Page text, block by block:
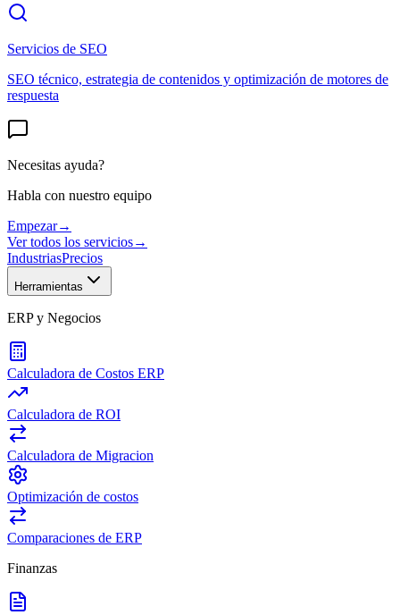
Servicios de SEO
SEO técnico, estrategia de contenidos y optimización de motores de
respuesta
Necesitas ayuda?
Habla con nuestro equipo
Empezar→
Ver todos los servicios→
IndustriasPrecios
Herramientas
ERP y Negocios
Calculadora de Costos ERP
Calculadora de ROI
Calculadora de Migracion
Optimización de costos
Comparaciones de ERP
Finanzas